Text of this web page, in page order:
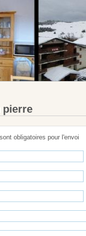
pierre
obligatoires pour l'envoi